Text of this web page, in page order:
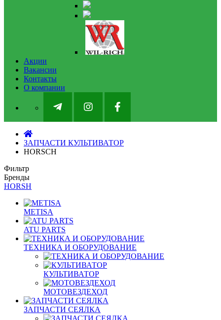
Акции
Вакансии
Контакты
О компании
ЗАПЧАСТИ КУЛЬТИВАТОР
HORSCH
Фильтр
Бренды
HORSH
METISA
ATU PARTS
ТЕХНИКА И ОБОРУДОВАНИЕ
КУЛЬТИВАТОР
МОТОВЕЗДЕХОД
ЗАПЧАСТИ СЕЯЛКА